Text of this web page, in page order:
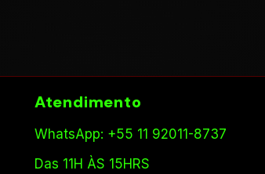
Atendimento
WhatsApp: +55 11 92011-8737
Das 11H ÀS 15HRS